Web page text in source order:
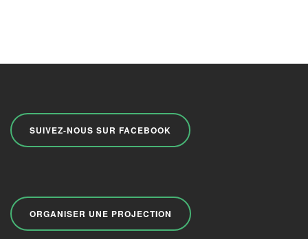
SUIVEZ-NOUS SUR FACEBOOK
ORGANISER UNE PROJECTION